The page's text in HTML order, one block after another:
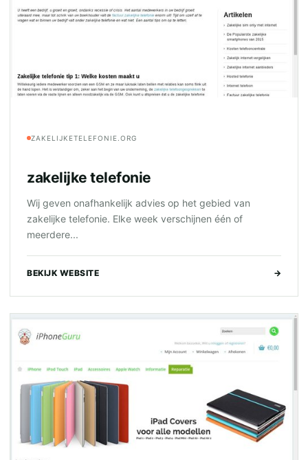
ZAKELIJKETELEFONIE.ORG
zakelijke telefonie
Wij geven onafhankelijk advies op het gebied van
zakelijke telefonie. Elke week verschijnen één of
meerdere...
BEKIJK WEBSITE →